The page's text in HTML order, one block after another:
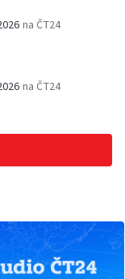
na ČT24
na ČT24